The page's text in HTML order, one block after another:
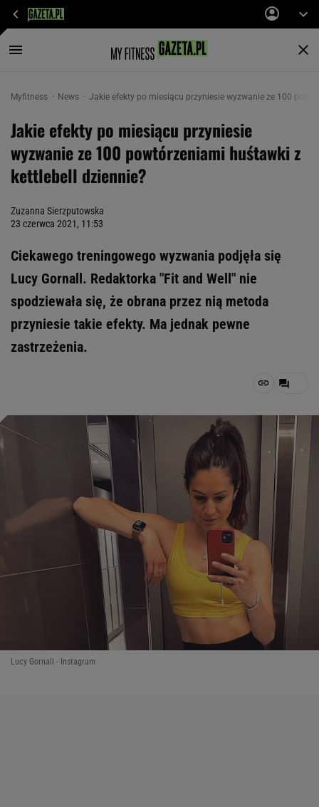
Myfitness News Jakie efekty po miesiącu przyniesie wyzwanie ze 100
Jakie efekty po miesiącu przyniesie
wyzwanie ze 100 powtórzeniami huśtawki z
kettlebell dziennie?
Zuzanna Sierzputowska
23 czerwca 2021, 11:53
Ciekawego treningowego wyzwania podjęła się
Lucy Gornall. Redaktorka "Fit and Well" nie
spodziewała się, że obrana przez nią metoda
przyniesie takie efekty. Ma jednak pewne
zastrzeżenia.
Lucy Gornall - Instagram